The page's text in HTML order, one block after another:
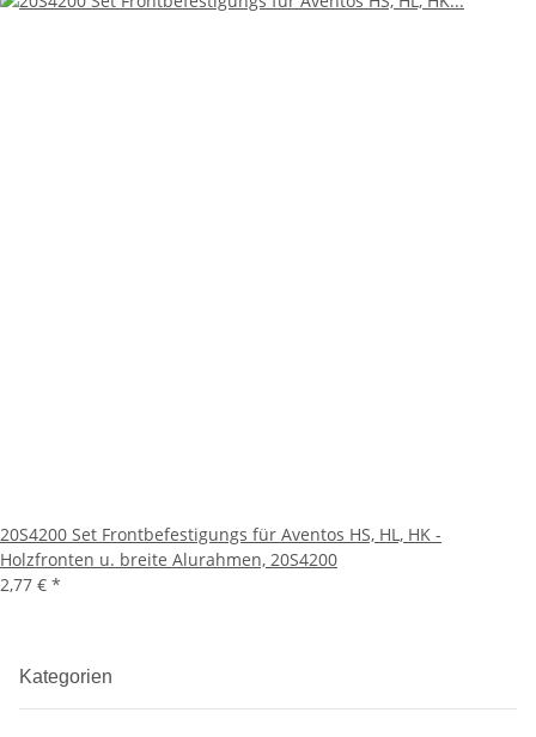
20S4200 Set Frontbefestigungs für Aventos HS, HL, HK -
Holzfronten u. breite Alurahmen, 20S4200
2,77 € *
Kategorien